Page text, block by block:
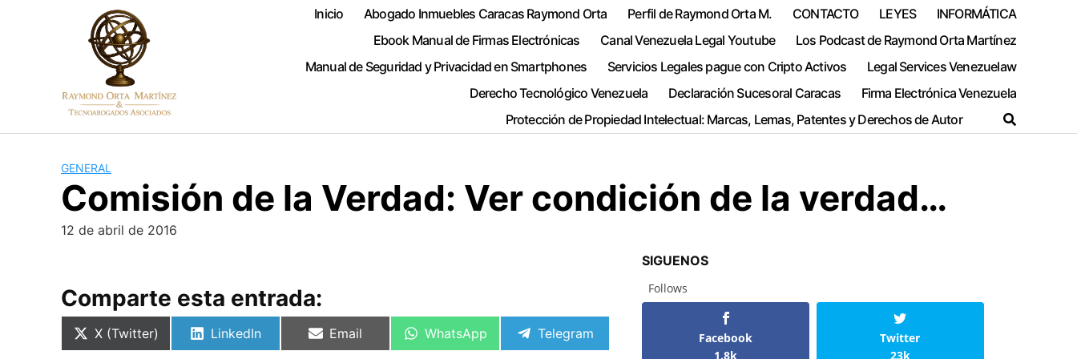
Inicio Abogado Inmuebles Caracas Raymond Orta Perfil de Raymond Orta M. CONTACTO LEYES
INFORMÁTICA
Ebook Manual de Firmas Electrónicas
Canal Venezuela Legal Youtube
Los Podcast de Raymond Orta Martínez
Manual de Seguridad y Privacidad en Smartphones
Servicios Legales pague con Cripto Activos
Legal Services Venezuelaw
Derecho Tecnológico Venezuela
Declaración Sucesoral Caracas
Firma Electrónica Venezuela
Protección de Propiedad Intelectual: Marcas, Lemas, Patentes y Derechos de Autor
GENERAL
Comisión de la Verdad: Ver condición de la verdad…
12 de abril de 2016
Comparte esta entrada:
Compartir
X (Twitter)
Compartir
LinkedIn
Compartir
Email
Compartir
WhatsApp
Compartir
Telegram
SIGUENOS
Follows
Facebook
1.8k
Twitter
23k